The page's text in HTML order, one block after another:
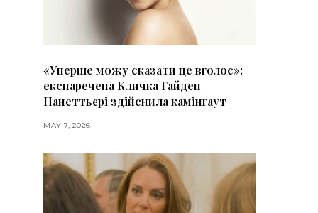
«Уперше можу сказати це вголос»:
екснаречена Кличка Гайден
Панеттьєрі здійснила камінгаут
MAY 7, 2026